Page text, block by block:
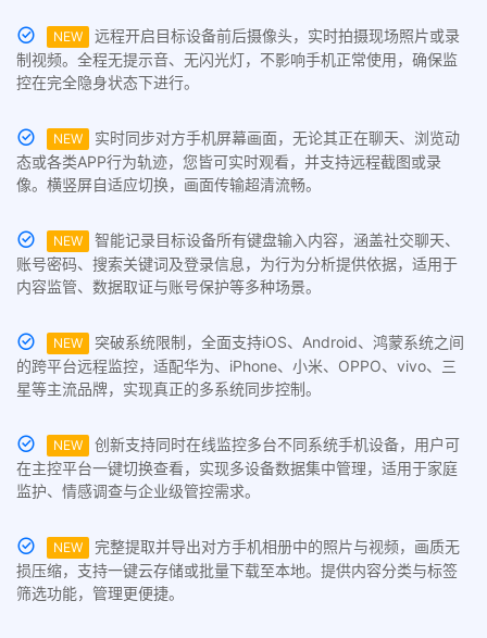
NEW
远程开启目标设备前后摄像头，实时拍摄现场照片或录
制视频。全程无提示音、无闪光灯，不影响手机正常使用，确保监
控在完全隐身状态下进行。
NEW
实时同步对方手机屏幕画面，无论其正在聊天、浏览动
态或各类APP行为轨迹，您皆可实时观看，并支持远程截图或录
像。横竖屏自适应切换，画面传输超清流畅。
NEW
智能记录目标设备所有键盘输入内容，涵盖社交聊天、
账号密码、搜索关键词及登录信息，为行为分析提供依据，适用于
内容监管、数据取证与账号保护等多种场景。
NEW
突破系统限制，全面支持iOS、Android、鸿蒙系统之间
的跨平台远程监控，适配华为、iPhone、小米、OPPO、vivo、三
星等主流品牌，实现真正的多系统同步控制。
NEW
创新支持同时在线监控多台不同系统手机设备，用户可
在主控平台一键切换查看，实现多设备数据集中管理，适用于家庭
监护、情感调查与企业级管控需求。
NEW
完整提取并导出对方手机相册中的照片与视频，画质无
损压缩，支持一键云存储或批量下载至本地。提供内容分类与标签
筛选功能，管理更便捷。